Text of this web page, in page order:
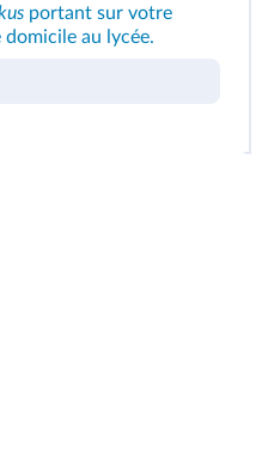
portant sur votre
au lycée.